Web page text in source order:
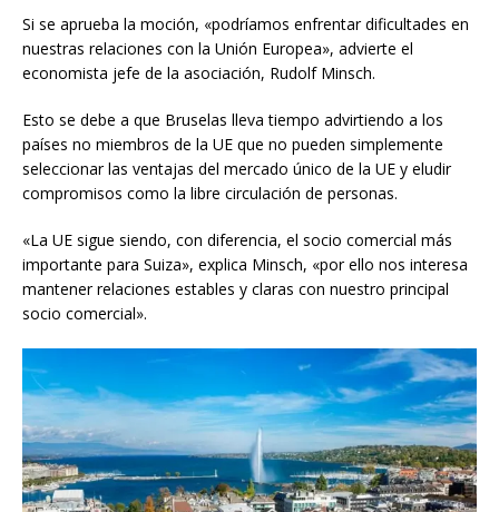
Si se aprueba la moción, «podríamos enfrentar dificultades en
nuestras relaciones con la Unión Europea», advierte el
economista jefe de la asociación, Rudolf Minsch.
Esto se debe a que Bruselas lleva tiempo advirtiendo a los
países no miembros de la UE que no pueden simplemente
seleccionar las ventajas del mercado único de la UE y eludir
compromisos como la libre circulación de personas.
«La UE sigue siendo, con diferencia, el socio comercial más
importante para Suiza», explica Minsch, «por ello nos interesa
mantener relaciones estables y claras con nuestro principal
socio comercial».